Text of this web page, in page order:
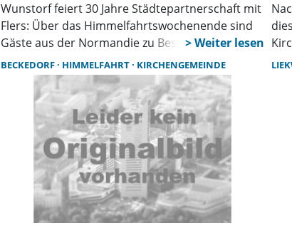
Wunstorf feiert 30 Jahre Städtepartnerschaft mit
Flers: Über das Himmelfahrtswochenende sind
Gäste aus der Normandie zu Besuch. Den
Auftakt bildet ein feierlicher Empfang am
Donnerstag um 17 Uhr in der Stadtkirche, zu
dem alle Interessierten eingeladen sind.
am
BECKEDORF HIMMELFAHRT KIRCHENGEMEINDE